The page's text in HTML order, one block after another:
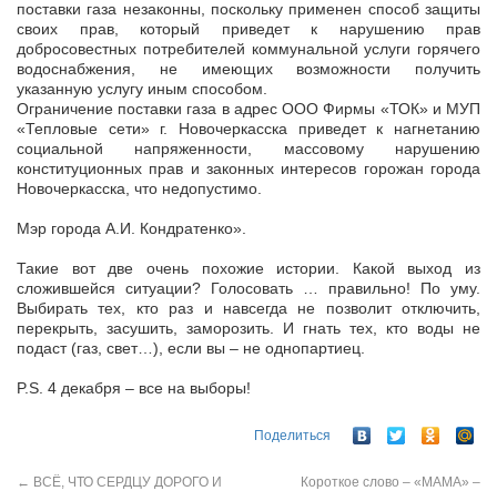
поставки газа незаконны, поскольку применен способ защиты
своих прав, который приведет к нарушению прав
добросовестных потребителей коммунальной услуги горячего
водоснабжения, не имеющих возможности получить
указанную услугу иным способом.
Ограничение поставки газа в адрес ООО Фирмы «ТОК» и МУП
«Тепловые сети» г. Новочеркасска приведет к нагнетанию
социальной напряженности, массовому нарушению
конституционных прав и законных интересов горожан города
Новочеркасска, что недопустимо.
Мэр города А.И. Кондратенко».
Такие вот две очень похожие истории. Какой выход из
сложившейся ситуации? Голосовать … правильно! По уму.
Выбирать тех, кто раз и навсегда не позволит отключить,
перекрыть, засушить, заморозить. И гнать тех, кто воды не
подаст (газ, свет…), если вы – не однопартиец.
P.S. 4 декабря – все на выборы!
Поделиться
← ВСЁ, ЧТО СЕРДЦУ ДОРОГО И
Короткое слово – «МАМА» –